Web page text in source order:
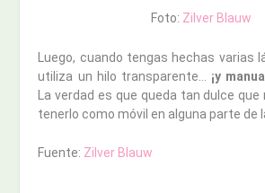
Foto: Zilver Blauw
Luego, cuando tengas hechas varias
utiliza un hilo transparente… ¡y
La verdad es que queda tan dulce
tenerlo como móvil en alguna parte de
Fuente: Zilver Blauw